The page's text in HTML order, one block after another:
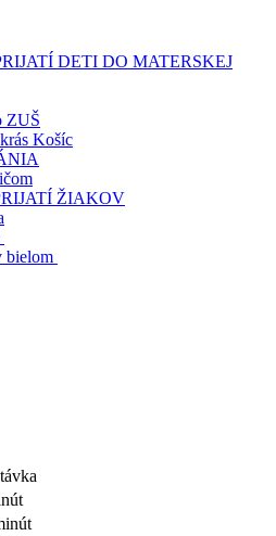
DETI DO MATERSKEJ
ZUŠ
Košíc
ŽIAKOV
bielom